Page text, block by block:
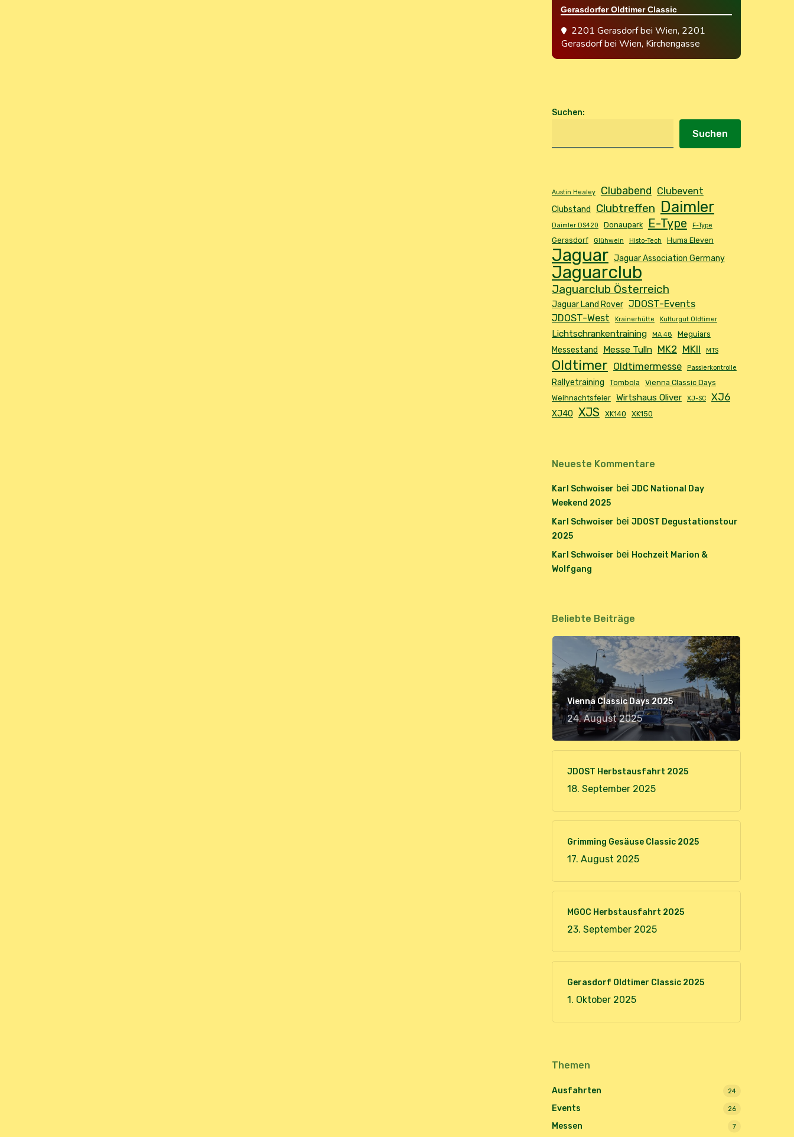
Gerasdorfer Oldtimer Classic
2201 Gerasdorf bei Wien, 2201
Gerasdorf bei Wien, Kirchengasse
Suchen:
Suchen
Austin Healey Clubabend Clubevent
Clubstand Clubtreffen Daimler
Daimler DS420 Donaupark E-Type F-Type
Gerasdorf Glühwein Histo-Tech Huma Eleven
Jaguar Jaguar Association Germany
Jaguarclub
Jaguarclub Österreich
Jaguar Land Rover JDOST-Events
JDOST-West
Krainerhütte Kulturgut Oldtimer
Lichtschrankentraining MA 48 Meguiars
Messestand Messe Tulln MK2 MKII MTS
Oldtimer Oldtimermesse Passierkontrolle
Rallyetraining Tombola
Vienna Classic Days
Weihnachtsfeier
Wirtshaus Oliver XJ-SC XJ6
XJ40 XJS XK140 XK150
Neueste Kommentare
Karl Schwoiser bei JDC National Day
Weekend 2025
Karl Schwoiser bei JDOST Degustationstour
2025
Karl Schwoiser bei Hochzeit Marion &
Wolfgang
Beliebte Beiträge
Vienna Classic Days 2025
24. August 2025
JDOST Herbstausfahrt 2025
18. September 2025
Grimming Gesäuse Classic 2025
17. August 2025
MGOC Herbstausfahrt 2025
23. September 2025
Gerasdorf Oldtimer Classic 2025
1. Oktober 2025
Themen
Ausfahrten 24
Events 26
Messen 7